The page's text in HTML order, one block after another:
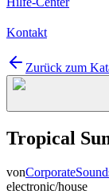
Kontakt
Zurück zum
Tropical
von
electronic/house